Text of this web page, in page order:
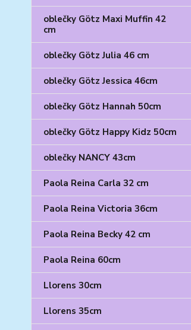
oblečky Götz Maxi Muffin 42
cm
oblečky Götz Julia 46 cm
oblečky Götz Jessica 46cm
oblečky Götz Hannah 50cm
oblečky Götz Happy Kidz 50cm
oblečky NANCY 43cm
Paola Reina Carla 32 cm
Paola Reina Victoria 36cm
Paola Reina Becky 42 cm
Paola Reina 60cm
Llorens 30cm
Llorens 35cm